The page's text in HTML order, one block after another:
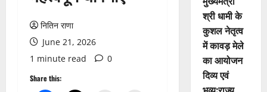
नितिन राणा
June 21, 2026
1 minute read
0
Share this:
श्री धामी के
कुशल नेतृत्व
में कावड़ मेले
का आयोजन
दिव्य एवं